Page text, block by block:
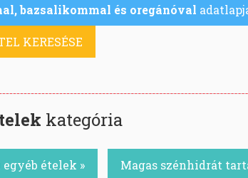
bazsalikommal és oregánóval
KERESÉSE
kategória
ételek » Magas szénhidrát